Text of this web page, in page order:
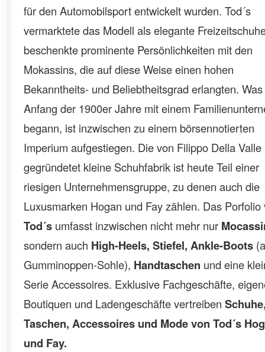
für den Automobilsport entwickelt wurden. Tod´s
vermarktete das Modell als elegante
beschenkte prominente Persönlichkeiten mit den
Mokassins, die auf diese Weise einen hohen
Bekanntheits- und Beliebtheitsgrad erlangten. Was
Anfang der 1900er Jahre mit einem
begann, ist inzwischen zu einem börsennotierten
Imperium aufgestiegen. Die von Filippo Della Valle
gegründetet kleine Schuhfabrik ist heute Teil einer
riesigen Unternehmensgruppe, zu denen auch die
Luxusmarken Hogan und Fay zählen. Das Porfolio
Tod´s umfasst inzwischen nicht mehr nur
sondern auch High-Heels, Stiefel, Ankle-Boots
Gumminoppen-Sohle), Handtaschen und eine
Serie Accessoires. Exklusive Fachgeschäfte,
Boutiquen und Ladengeschäfte vertreiben
Taschen, Accessoires und Mode von Tod´s
und Fay.